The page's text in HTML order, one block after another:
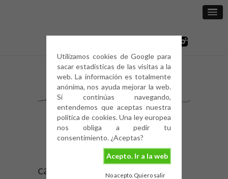
Utilizamos cookies de Google para
sacar estadísticas de las visitas a la
web. La información es totalmente
anónima, nos ayuda mejorar la web.
Si continúas navegando,
entendemos que aceptas nuestra
política de cookies. Una ley europea
nos obliga a pedir tu
consentimiento. ¿Aceptas?
Acepto. Ir a la web
No acepto. Quiero salir
casa-vintage-8